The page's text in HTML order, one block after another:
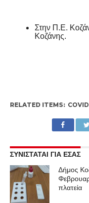
Στην Π.Ε.
Κοζάνης.
RELATED ITEMS:
ΣΥΝΙΣΤΑΤΑΙ ΓΙΑ ΕΣΑΣ
Δήμος
πλατεία